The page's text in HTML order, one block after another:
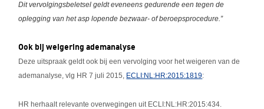
Dit vervolgingsbeletsel geldt eveneens gedurende een tegen de
oplegging van het asp lopende bezwaar- of beroepsprocedure.”
Ook bij weigering ademanalyse
Deze uitspraak geldt ook bij een vervolging voor het weigeren van de
ademanalyse, vlg HR 7 juli 2015, ECLI:NL:HR:2015:1819:
HR herhaalt relevante overwegingen uit ECLI:NL:HR:2015:434.